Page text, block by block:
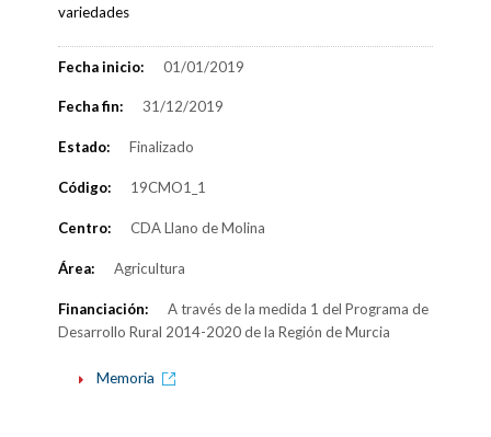
variedades
Fecha inicio: 01/01/2019
Fecha fin: 31/12/2019
Estado: Finalizado
Código: 19CMO1_1
Centro: CDA Llano de Molina
Área: Agricultura
Financiación:
A través de la medida 1 del Programa de
Desarrollo Rural 2014-2020 de la Región de Murcia
Memoria